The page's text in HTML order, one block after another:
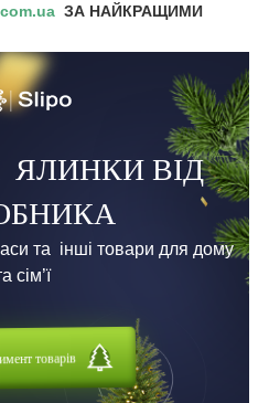
ЗА НАЙКРАЩИМИ
ЯЛИНКИ ВІД
та інші товари для дому
сім’ї
товарів